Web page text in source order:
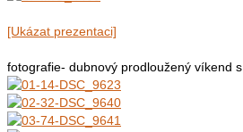
[Ukázat prezentaci]
fotografie- dubnový prodloužený víkend